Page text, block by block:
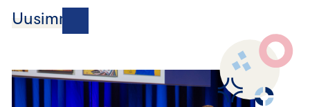
Uusimmat